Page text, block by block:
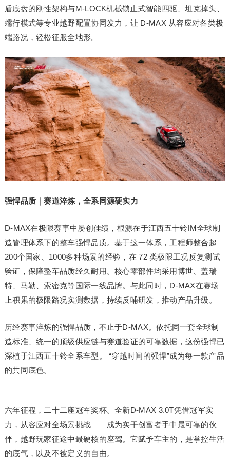
盾底盘的刚性架构与M-LOCK机械锁止式智能四驱、坦克掉头、
蠕行模式等专业越野配置协同发力，让 D-MAX 从容应对各类极
端路况，轻松征服全地形。
强悍品质｜赛道淬炼，全系同源硬实力
D-MAX在极限赛事中屡创佳绩，根源在于江西五十铃IM全球制
造管理体系下的整车强悍品质。基于这一体系，工程师整合超
200个国家、1000多种场景的经验，在 72 类极限工况反复测试
验证，保障整车品质经久耐用。核心零部件均采用博世、盖瑞
特、马勒、索密克等国际一线品牌。与此同时，D-MAX在赛场
上积累的极限路况实测数据，持续反哺研发，推动产品升级。
历经赛事淬炼的强悍品质，不止于D-MAX。依托同一套全球制
造标准、统一的顶级供应链与赛道验证的可靠数据，这份强悍已
深植于江西五十铃全系车型。 “穿越时间的强悍”成为每一款产品
的共同底色。
六年征程，二十二座冠军奖杯。全新D-MAX 3.0T凭借冠军实
力，从容应对全场景挑战——成为实干创富者手中最可靠的伙
伴，越野玩家征途中最硬核的座驾。它赋予车主的，是掌控生活
的底气，以及不被定义的自由。